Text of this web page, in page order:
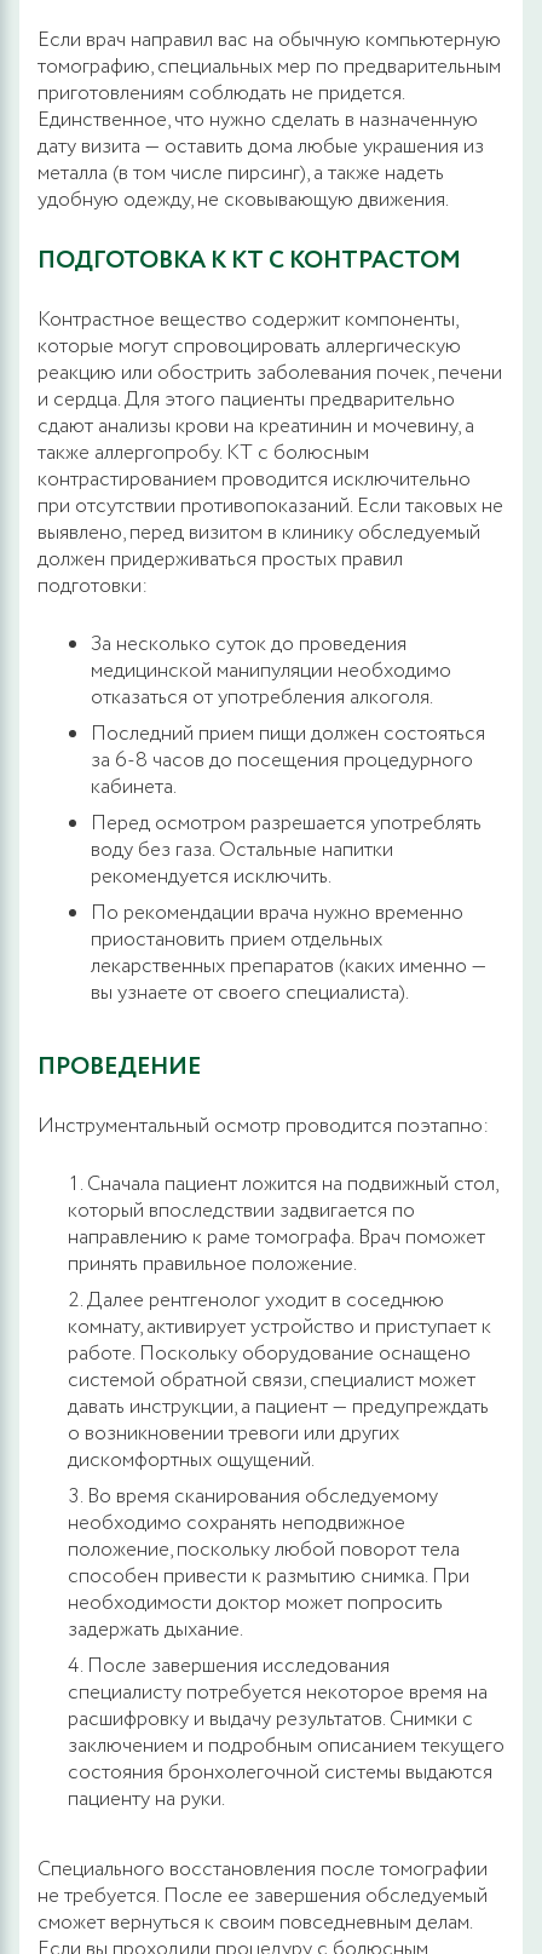
Если врач направил вас на обычную компьютерную
томографию, специальных мер по предварительным
приготовлениям соблюдать не придется.
Единственное, что нужно сделать в назначенную
дату визита — оставить дома любые украшения из
металла (в том числе пирсинг), а также надеть
удобную одежду, не сковывающую движения.
ПОДГОТОВКА К КТ С КОНТРАСТОМ
Контрастное вещество содержит компоненты,
которые могут спровоцировать аллергическую
реакцию или обострить заболевания почек, печени
и сердца. Для этого пациенты предварительно
сдают анализы крови на креатинин и мочевину, а
также аллергопробу. КТ с болюсным
контрастированием проводится исключительно
при отсутствии противопоказаний. Если таковых не
выявлено, перед визитом в клинику обследуемый
должен придерживаться простых правил
подготовки:
За несколько суток до проведения
медицинской манипуляции необходимо
отказаться от употребления алкоголя.
Последний прием пищи должен состояться
за 6-8 часов до посещения процедурного
кабинета.
Перед осмотром разрешается употреблять
воду без газа. Остальные напитки
рекомендуется исключить.
По рекомендации врача нужно временно
приостановить прием отдельных
лекарственных препаратов (каких именно —
вы узнаете от своего специалиста).
ПРОВЕДЕНИЕ
Инструментальный осмотр проводится поэтапно:
Сначала пациент ложится на подвижный стол,
который впоследствии задвигается по
направлению к раме томографа. Врач поможет
принять правильное положение.
Далее рентгенолог уходит в соседнюю
комнату, активирует устройство и приступает к
работе. Поскольку оборудование оснащено
системой обратной связи, специалист может
давать инструкции, а пациент — предупреждать
о возникновении тревоги или других
дискомфортных ощущений.
Во время сканирования обследуемому
необходимо сохранять неподвижное
положение, поскольку любой поворот тела
способен привести к размытию снимка. При
необходимости доктор может попросить
задержать дыхание.
После завершения исследования
специалисту потребуется некоторое время на
расшифровку и выдачу результатов. Снимки с
заключением и подробным описанием текущего
состояния бронхолегочной системы выдаются
пациенту на руки.
Специального восстановления после томографии
не требуется. После ее завершения обследуемый
сможет вернуться к своим повседневным делам.